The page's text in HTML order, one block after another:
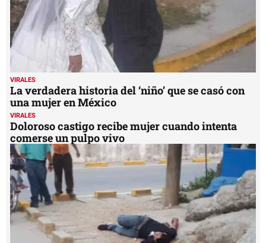
VIRALES
La verdadera historia del ‘niño’ que se casó con
una mujer en México
VIRALES
Doloroso castigo recibe mujer cuando intenta
comerse un pulpo vivo